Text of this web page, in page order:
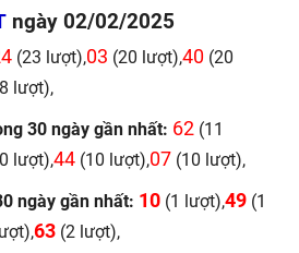
ngày 02/02/2025
(23 lượt),03 (20 lượt),40 (20
lượt),
30 ngày gần nhất: 62 (11
lượt),44 (10 lượt),07 (10 lượt),
ngày gần nhất: 10 (1 lượt),49 (1
63 (2 lượt),